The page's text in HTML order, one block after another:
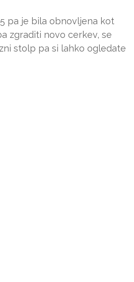
pa je bila obnovljena kot
zgraditi novo cerkev, se
stolp pa si lahko ogledate